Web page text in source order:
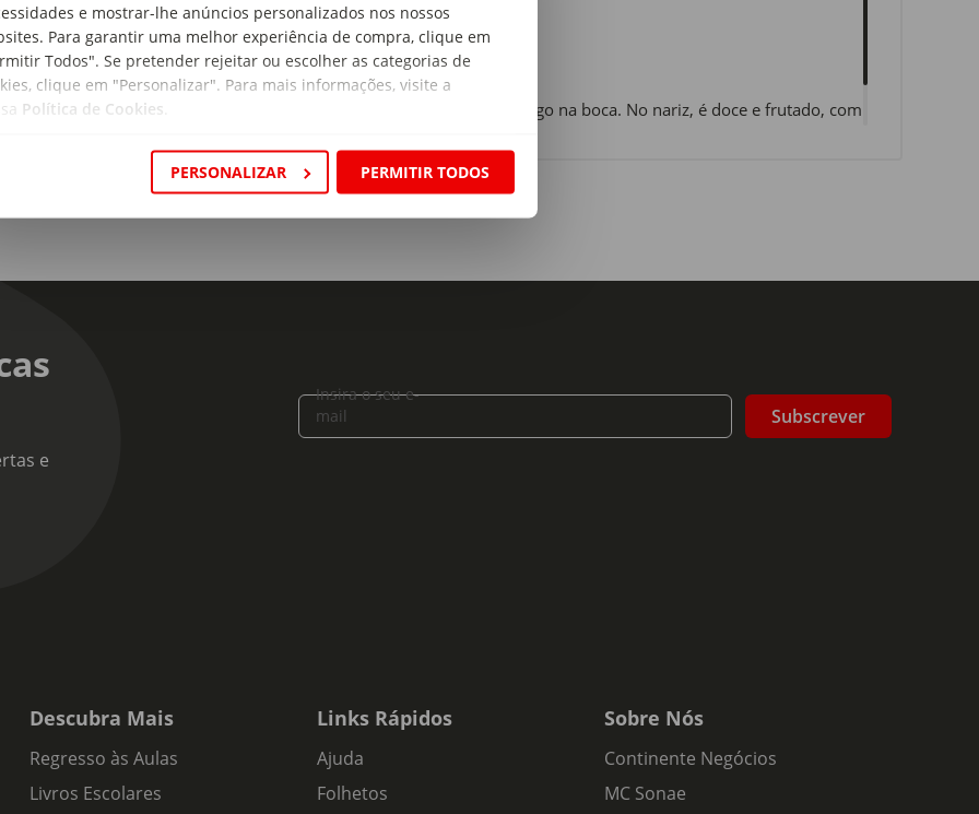
e mostrar-lhe anúncios personalizados nos nossos
Para garantir uma melhor experiência de compra, clique em
Todos". Se pretender rejeitar ou escolher as categorias de
clique em "Personalizar". Para mais informações, visite a
Política de Cookies
PERSONALIZAR PERMITIR TODOS
de produto:
Espirituosa
de Prova:
nota-se o doce e o equilíbrio com grande untuosidade. Final longo na boca. No nariz, é doce e frutado, com
e
Insira o seu e-
mail
Subscrever
Descubra Mais
Regresso às Aulas
Livros Escolares
Links Rápidos
Ajuda
Folhetos
Sobre Nós
Continente Negócios
MC Sonae